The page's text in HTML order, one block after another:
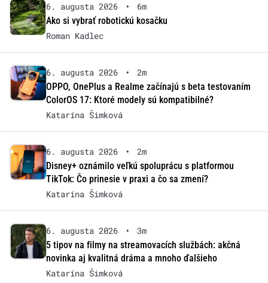
6. augusta 2026 •
6m
Ako si vybrať robotickú kosačku
Roman Kadlec
6. augusta 2026 •
2m
OPPO, OnePlus a Realme začínajú s beta testovaním
ColorOS 17: Ktoré modely sú kompatibilné?
Katarína Šimková
6. augusta 2026 •
2m
Disney+ oznámilo veľkú spoluprácu s platformou
TikTok: Čo prinesie v praxi a čo sa zmení?
Katarína Šimková
6. augusta 2026 •
3m
5 tipov na filmy na streamovacích službách: akčná
novinka aj kvalitná dráma a mnoho ďalšieho
Katarína Šimková